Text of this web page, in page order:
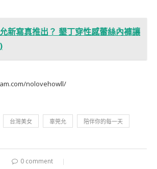
新寫真推出？ 墾丁穿性感蕾絲內褲讓
nolovehowll/
台灣美女 辜莞允 陪伴你的每一天
0 comment